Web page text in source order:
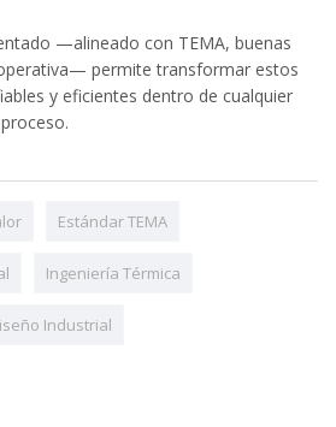
—alineado con TEMA, buenas
permite transformar estos
y eficientes dentro de cualquier
Estándar TEMA
Ingeniería Térmica
Industrial